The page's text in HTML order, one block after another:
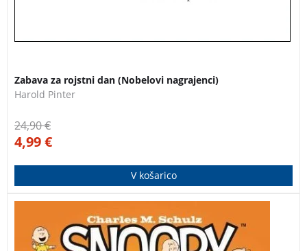
Zabava za rojstni dan (Nobelovi nagrajenci)
Harold Pinter
24,90€
4,99€
V košarico
Brezčasna zbirka humorja in domišljije.